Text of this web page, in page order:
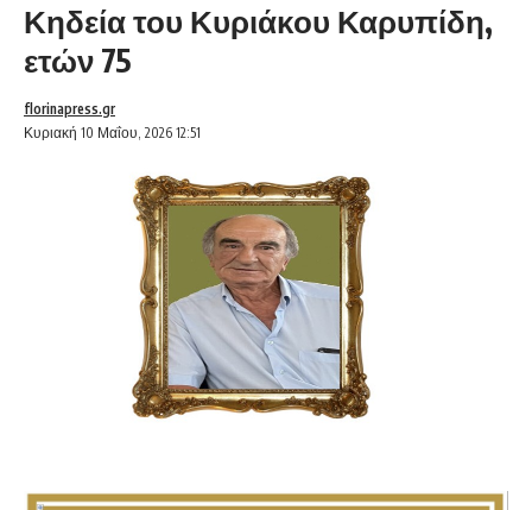
Κηδεία του Κυριάκου Καρυπίδη,
ετών 75
Κυριακή 10 Μαΐου, 2026 12:51
florinapress.gr